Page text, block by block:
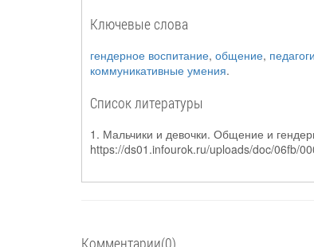
Ключевые слова
гендерное воспитание, общение,
коммуникативные умения.
Список литературы
1. Мальчики и девочки. Общение и
https://ds01.infourok.ru/uploads/doc/06fb/
Комментарии(0)